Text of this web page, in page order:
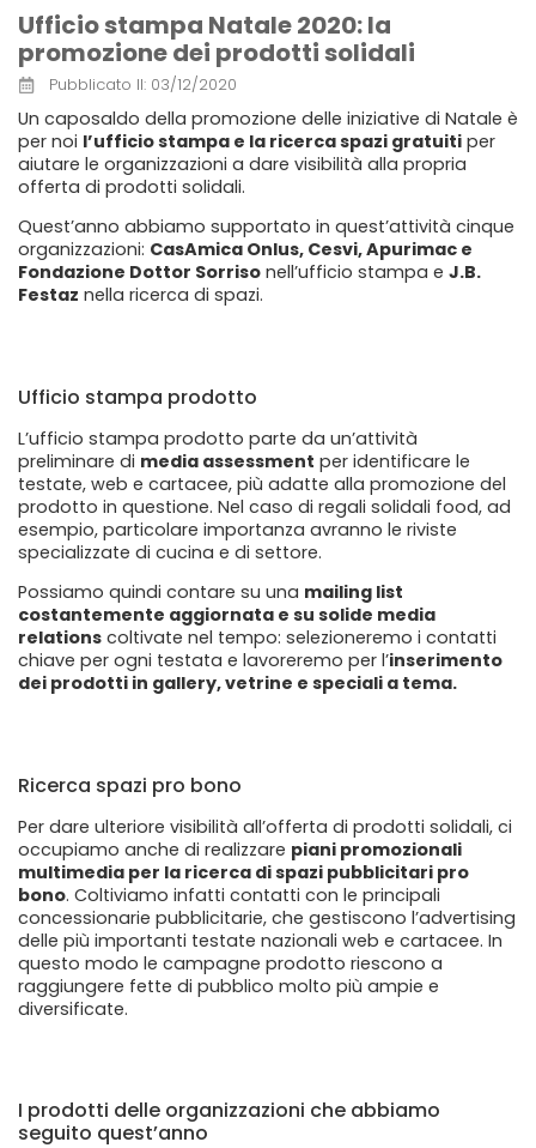
Ufficio stampa Natale 2020: la
promozione dei prodotti solidali
Pubblicato Il: 03/12/2020
Un caposaldo della promozione delle iniziative di Natale è
per noi l’ufficio stampa e la ricerca spazi gratuiti per
aiutare le organizzazioni a dare visibilità alla propria
offerta di prodotti solidali.
Quest’anno abbiamo supportato in quest’attività cinque
organizzazioni: CasAmica Onlus, Cesvi, Apurimac e
Fondazione Dottor Sorriso nell’ufficio stampa e J.B.
Festaz nella ricerca di spazi.
Ufficio stampa prodotto
L’ufficio stampa prodotto parte da un’attività
preliminare di media assessment per identificare le
testate, web e cartacee, più adatte alla promozione del
prodotto in questione. Nel caso di regali solidali food, ad
esempio, particolare importanza avranno le riviste
specializzate di cucina e di settore.
Possiamo quindi contare su una mailing list
costantemente aggiornata e su solide media
relations coltivate nel tempo: selezioneremo i contatti
chiave per ogni testata e lavoreremo per l’inserimento
dei prodotti in gallery, vetrine e speciali a tema.
Ricerca spazi pro bono
Per dare ulteriore visibilità all’offerta di prodotti solidali, ci
occupiamo anche di realizzare piani promozionali
multimedia per la ricerca di spazi pubblicitari pro
bono. Coltiviamo infatti contatti con le principali
concessionarie pubblicitarie, che gestiscono l’advertising
delle più importanti testate nazionali web e cartacee. In
questo modo le campagne prodotto riescono a
raggiungere fette di pubblico molto più ampie e
diversificate.
I prodotti delle organizzazioni che abbiamo
seguito quest’anno